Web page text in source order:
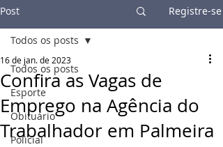
Post Registre-se
Todos os posts
Esporte
Obituário
Policial
Todos os posts
Confira as Vagas de
Emprego na Agência do
Trabalhador em Palmeira
16 de jan. de 2023